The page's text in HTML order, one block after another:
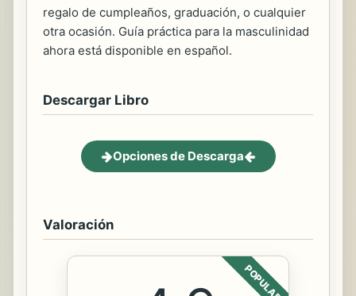
regalo de cumpleaños, graduación, o cualquier
otra ocasión. Guía práctica para la masculinidad
ahora está disponible en español.
Descargar Libro
Opciones de Descarga
Valoración
POPULAR